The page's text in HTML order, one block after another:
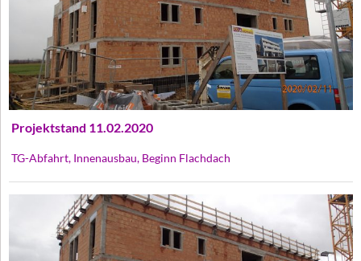
Projektstand 11.02.2020
TG-Abfahrt, Innenausbau, Beginn Flachdach